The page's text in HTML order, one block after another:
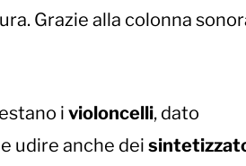
Grazie alla colonna
i violoncelli, dato
udire anche dei